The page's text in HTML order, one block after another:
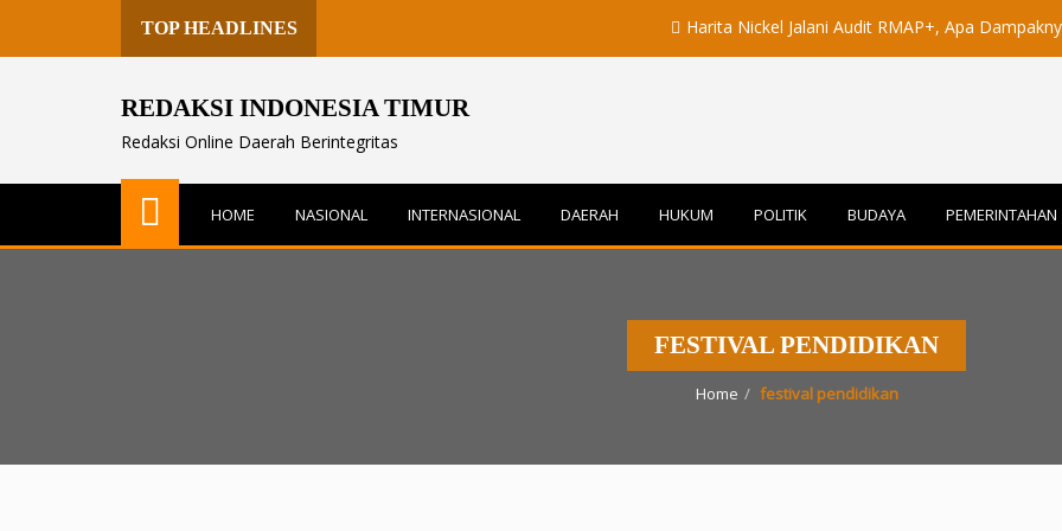
TOP HEADLINES Harita Nickel Jalani Audit RMAP+, Apa Dampaknya
REDAKSI INDONESIA TIMUR
Redaksi Online Daerah Berintegritas
HOME NASIONAL INTERNASIONAL DAERAH HUKUM POLITIK BUDAYA PEMERINTAHAN
FESTIVAL PENDIDIKAN
Home festival pendidikan